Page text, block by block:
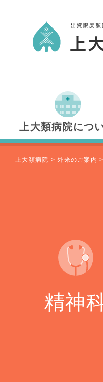
上大類病院につ
上大類病院について
上大類病院 >外来のご案内 >
精神